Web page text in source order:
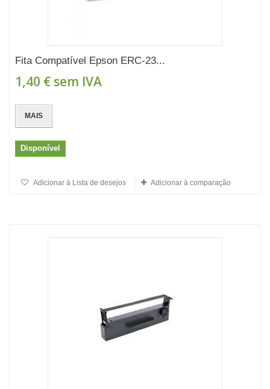
Fita Compatível Epson ERC-23...
1,40 € sem IVA
MAIS
Disponível
Adicionar à Lista de desejos Adicionar à comparação